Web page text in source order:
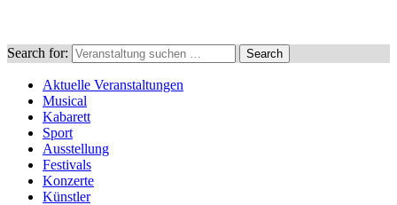
Search for: Search
Aktuelle Veranstaltungen
Musical
Kabarett
Sport
Ausstellung
Festivals
Konzerte
Künstler